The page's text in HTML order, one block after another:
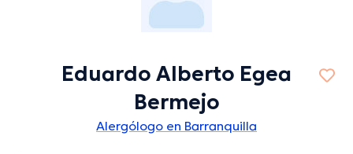
Eduardo Alberto Egea
Bermejo
Alergólogo en Barranquilla